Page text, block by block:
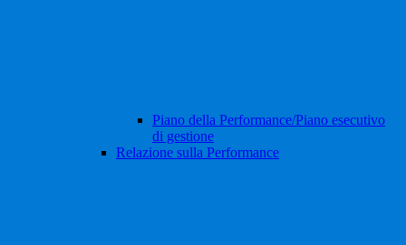
Piano della Performance/Piano esecutivo
di gestione
Relazione sulla Performance